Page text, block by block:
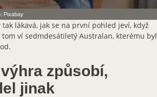
Pixabay
lákavá, jak se na první pohled jeví, když
ví sedmdesátiletý Australan, kterému byl
způsobí,
jinak